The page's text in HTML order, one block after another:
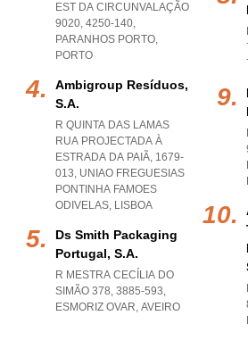
EST DA CIRCUNVALAÇÃO
9020, 4250-140,
PARANHOS PORTO,
PORTO
Ambigroup Resíduos,
S.a.
R QUINTA DAS LAMAS
RUA PROJECTADA À
ESTRADA DA PAIÃ, 1679-
013, UNIAO FREGUESIAS
PONTINHA FAMOES
ODIVELAS, LISBOA
Ds Smith Packaging
Portugal, S.a.
R MESTRA CECÍLIA DO
SIMÃO 378, 3885-593,
ESMORIZ OVAR, AVEIRO